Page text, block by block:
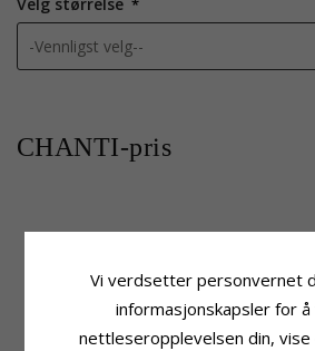
CHANTI-pris
Firkantet
14
14
Sten:
Vi verdsetter personvernet
informasjonskapsler for
nettleseropplevelsen din,